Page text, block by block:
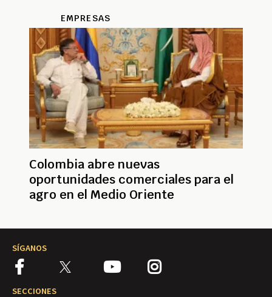
EMPRESAS
Colombia abre nuevas
oportunidades comerciales para el
agro en el Medio Oriente
SÍGANOS
SECCIONES